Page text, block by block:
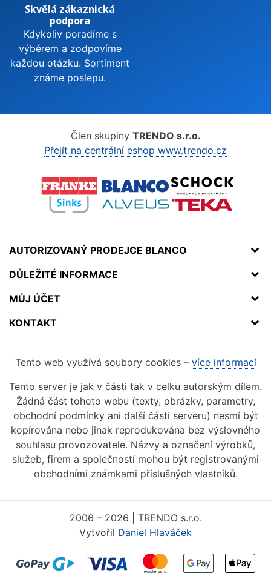
Skvělá zákaznická
podpora
Kdykoliv poradíme s
výběrem a zodpovíme
každou otázku. Sortiment
známe poslepu.
Člen skupiny TRENDO s.r.o.
Přejít na centrální eshop www.trendo.cz
AUTORIZOVANÝ PRODEJCE BLANCO
DŮLEŽITÉ INFORMACE
MŮJ ÚČET
KONTAKT
Tento web využívá soubory cookies – více informací
Tento server je jak v části tak v celku autorským dílem.
Žádná část tohoto webu (texty, obrázky, parametry,
obchodní podmínky ani další části serveru) nesmí být
kopírována nebo jinak reprodukována bez výslovného
souhlasu provozovatele. Názvy a označení výrobků,
služeb, firem a společností mohou být registrovanými
obchodními známkami příslušných vlastníků.
2006 – 2026 | TRENDO s.r.o.
Vytvořil Daniel Hlaváček